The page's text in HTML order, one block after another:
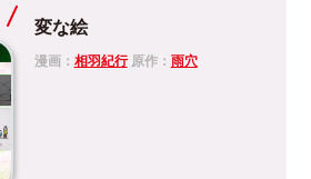
変な絵
漫画： 相羽紀行原作： 雨穴